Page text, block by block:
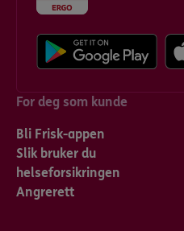
For deg som kunde
Bli Frisk-appen
Slik bruker du
helseforsikringen
Angrerett